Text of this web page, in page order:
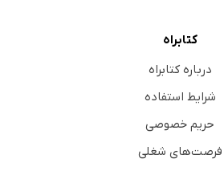
کتابراه
درباره کتابراه
شرایط استفاده
حریم خصوصی
فرصت‌های شغلی